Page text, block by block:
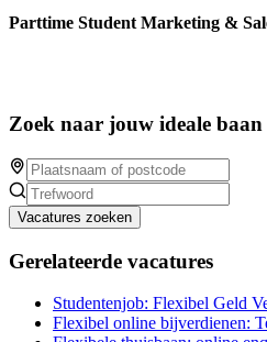
Parttime Student Marketing &
Zoek naar jouw ideale
Vacatures zoeken
Gerelateerde vacatures
Studentenjob: Flexibel Geld
Flexibel online bijverdienen: